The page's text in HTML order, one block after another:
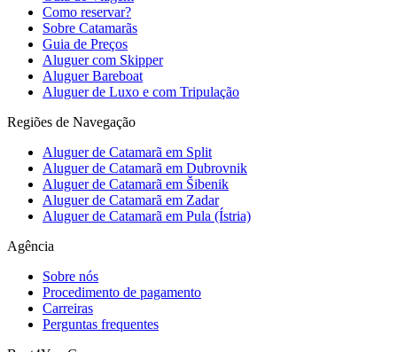
Como reservar?
Sobre Catamarãs
Guia de Preços
Aluguer com Skipper
Aluguer Bareboat
Aluguer de Luxo e com Tripulação
Regiões de Navegação
Aluguer de Catamarã em Split
Aluguer de Catamarã em Dubrovnik
Aluguer de Catamarã em Šibenik
Aluguer de Catamarã em Zadar
Aluguer de Catamarã em Pula (Ístria)
Agência
Sobre nós
Procedimento de pagamento
Carreiras
Perguntas frequentes